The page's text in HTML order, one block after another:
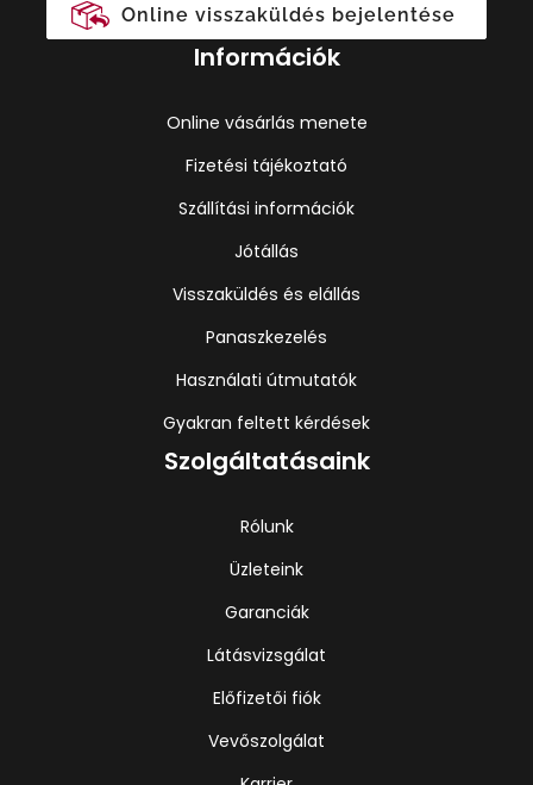
Online visszaküldés bejelentése
Információk
Online vásárlás menete
Fizetési tájékoztató
Szállítási információk
Jótállás
Visszaküldés és elállás
Panaszkezelés
Használati útmutatók
Gyakran feltett kérdések
Szolgáltatásaink
Rólunk
Üzleteink
Garanciák
Látásvizsgálat
Előfizetői fiók
Vevőszolgálat